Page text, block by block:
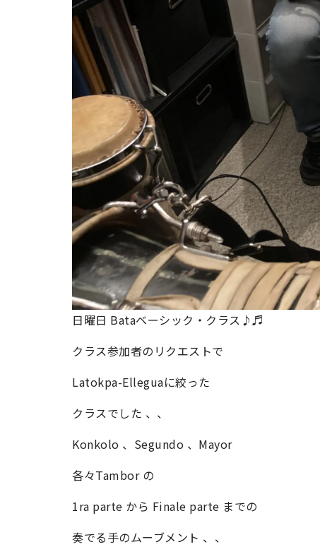
日曜日 Bataベーシック・クラス♪♬
クラス参加者のリクエストで
Latokpa-Elleguaに絞った
クラスでした 、、
Konkolo 、Segundo 、Mayor
各々Tambor の
1ra parte から Finale parte までの
奏でる手のムーブメント 、、